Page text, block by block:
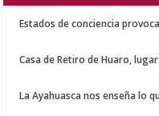
Estados de conciencia
Casa de Retiro de Huaro,
La Ayahuasca nos enseña lo